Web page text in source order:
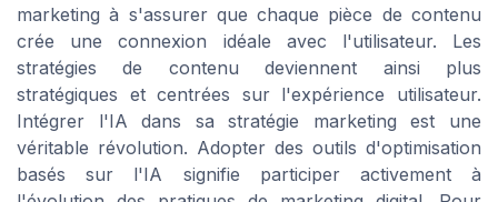
marketing à s'assurer que chaque pièce de contenu
crée une connexion idéale avec l'utilisateur. Les
stratégies de contenu deviennent ainsi plus
stratégiques et centrées sur l'expérience utilisateur.
Intégrer l'IA dans sa stratégie marketing est une
véritable révolution. Adopter des outils d'optimisation
basés sur l'IA signifie participer activement à